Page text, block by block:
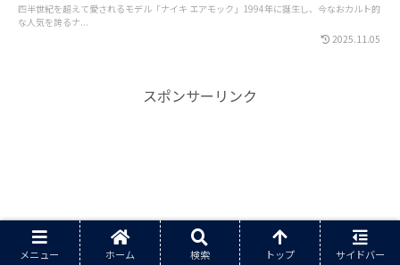
四半世紀を超えて愛されるモデル「ナイキ エアモック」1994年に誕生し、今なおカルト的
な人気を誇るナ...
2025.11.05
スポンサーリンク
メニュー ホーム 検索 トップ サイドバー